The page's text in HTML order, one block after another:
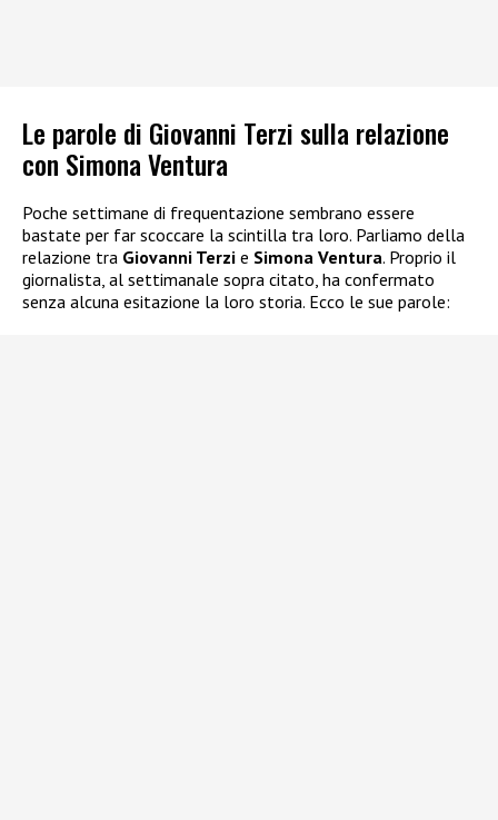
Le parole di Giovanni Terzi sulla relazione
con Simona Ventura
Poche settimane di frequentazione sembrano essere
bastate per far scoccare la scintilla tra loro. Parliamo della
relazione tra Giovanni Terzi e Simona Ventura. Proprio il
giornalista, al settimanale sopra citato, ha confermato
senza alcuna esitazione la loro storia. Ecco le sue parole: